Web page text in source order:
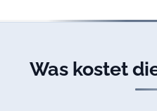
Was kostet